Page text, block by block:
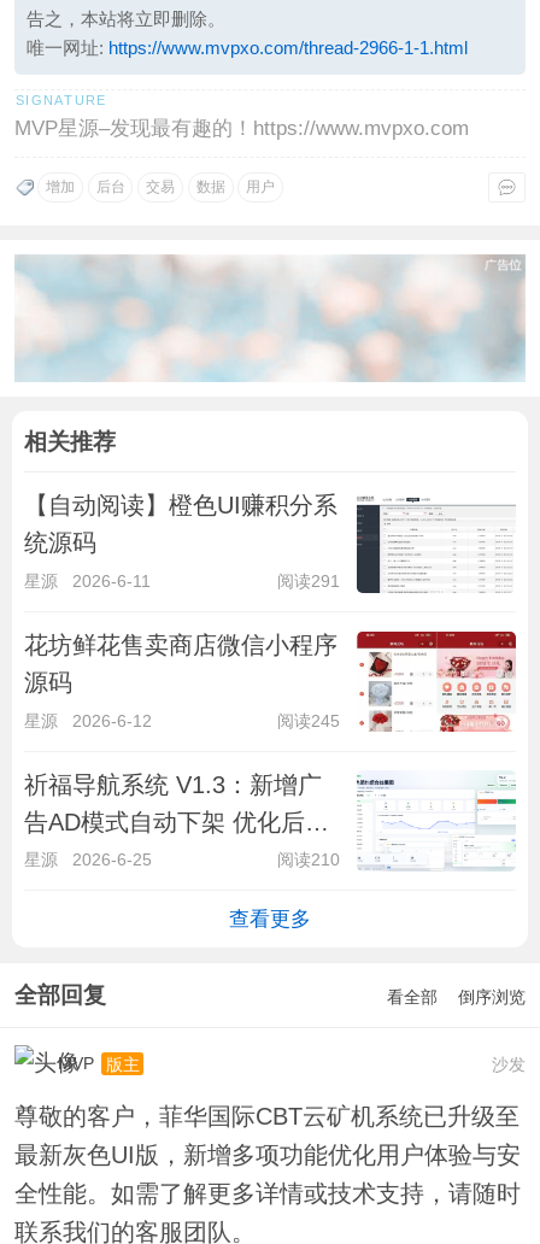
告之，本站将立即删除。
唯一网址: https://www.mvpxo.com/thread-2966-1-1.html
MVP星源–发现最有趣的！https://www.mvpxo.com
增加 后台 交易 数据 用户
相关推荐
【自动阅读】橙色UI赚积分系
统源码
星源 2026-6-11 阅读291
花坊鲜花售卖商店微信小程序
源码
星源 2026-6-12 阅读245
祈福导航系统 V1.3：新增广
告AD模式自动下架 优化后端
UI和PHP版本等
星源 2026-6-25 阅读210
查看更多
全部回复 看全部 倒序浏览
沙发
MVP 版主
尊敬的客户，菲华国际CBT云矿机系统已升级至
最新灰色UI版，新增多项功能优化用户体验与安
全性能。如需了解更多详情或技术支持，请随时
联系我们的客服团队。